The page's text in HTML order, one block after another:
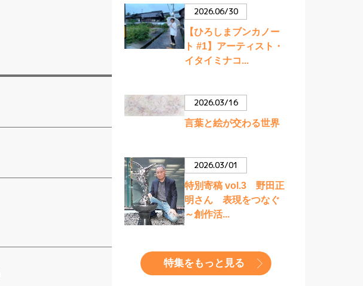
2026.06/30
【ひろしまブンカノー
ト #1】アーティスト・
イタイミナコ...
2026.03/16
言葉と絵が交わる世界
2026.03/01
特別寄稿 vol.3 野田正
明さん 表現をつなぐ
～創作活...
特集をもっと見る